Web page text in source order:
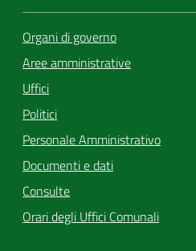
Organi di governo
Aree amministrative
Uffici
Politici
Personale Amministrativo
Documenti e dati
Consulte
Orari degli Uffici Comunali